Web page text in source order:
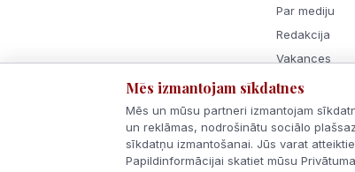
Par mediju
Redakcija
Vakances
© 2026
Veidots ar
Mēs izmantojam sīkdatnes
Mēs un mūsu partneri izmantojam
un reklāmas, nodrošinātu sociālo
sīkdatņu izmantošanai. Jūs varat
Papildinformācijai skatiet mūsu